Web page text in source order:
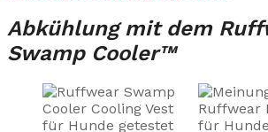
Abkühlung mit dem
Swamp Cooler™